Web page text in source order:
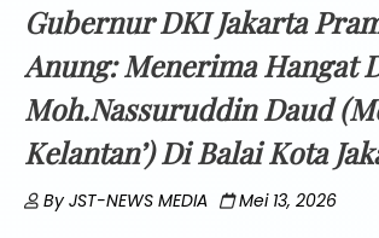
Gubernur DKI Jakarta
Anung: Menerima Hangat
Moh.Nassuruddin Daud
Kelantan’) Di Balai Kota
ByJST-NEWS MEDIA Mei 13, 2026